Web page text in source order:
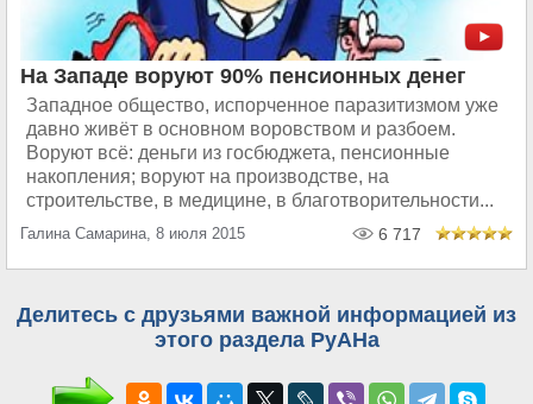
На Западе воруют 90% пенсионных денег
Западное общество, испорченное паразитизмом уже
давно живёт в основном воровством и разбоем.
Воруют всё: деньги из госбюджета, пенсионные
накопления; воруют на производстве, на
строительстве, в медицине, в благотворительности...
Галина Самарина, 8 июля 2015 6 717
Делитесь с друзьями важной информацией из
этого раздела РуАНа